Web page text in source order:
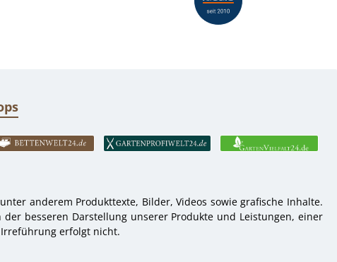
anderem Produkttexte, Bilder, Videos sowie grafische Inhalte.
besseren Darstellung unserer Produkte und Leistungen, einer
erfolgt nicht.